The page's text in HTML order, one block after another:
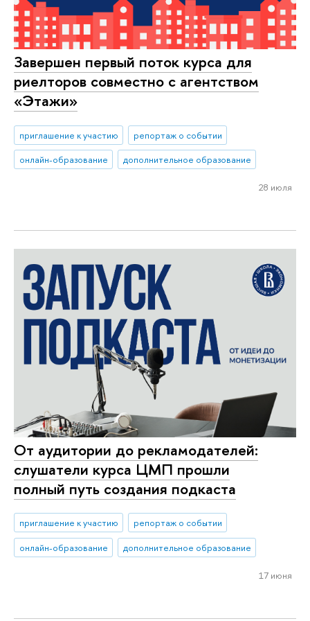
Завершен первый поток курса для
риелторов совместно с агентством
«Этажи»
приглашение к участию
репортаж о событии
онлайн-образование
дополнительное образование
28 июля
От аудитории до рекламодателей:
слушатели курса ЦМП прошли
полный путь создания подкаста
приглашение к участию
репортаж о событии
онлайн-образование
дополнительное образование
17 июня